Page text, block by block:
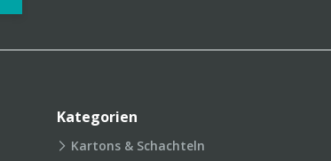
Kategorien
Kartons & Schachteln